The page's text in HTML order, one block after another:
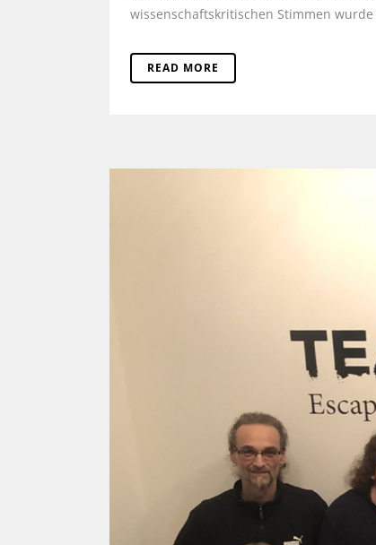
wissenschaftskritischen Stimmen wurde
READ MORE